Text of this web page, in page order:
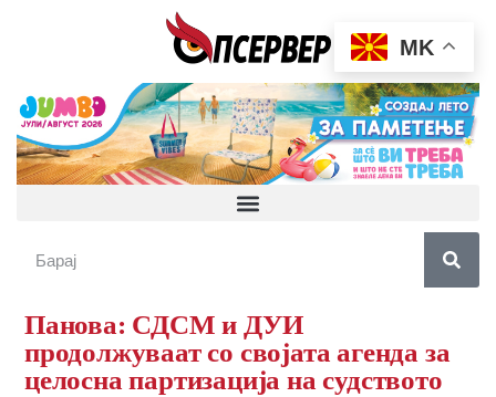
Панова: СДСМ и ДУИ
продолжуваат со својата агенда за
целосна партизација на судството
MK